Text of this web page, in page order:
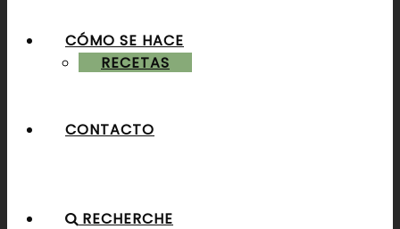
RECETAS
CÓMO SE HACE
CONTACTO
RECHERCHE